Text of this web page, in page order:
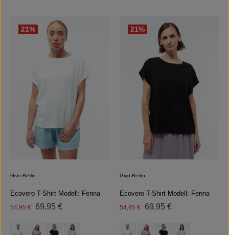
21%
Givn Berlin
Ecovero T-Shirt Modell: Fenna
Verkaufspreis:
54,95 € Regulärer Preis:
69,95 €
Farbeauswählen
21%
Givn Berlin
Ecovero T-Shirt Modell: Fenna
Verkaufspreis:
54,95 € Regulärer Preis:
69,95 €
Farbeauswählen